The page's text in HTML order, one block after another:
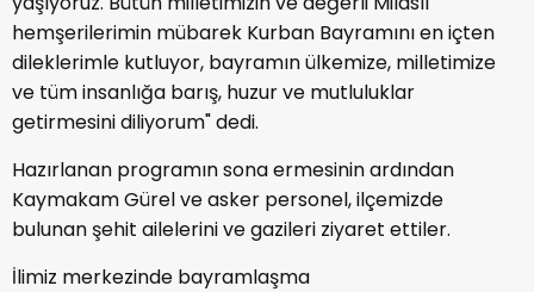
hemşerilerimin mübarek Kurban Bayramını en içten
dileklerimle kutluyor, bayramın ülkemize, milletimize
ve tüm insanlığa barış, huzur ve mutluluklar
getirmesini diliyorum" dedi.
Hazırlanan programın sona ermesinin ardından
Kaymakam Gürel ve asker personel, ilçemizde
bulunan şehit ailelerini ve gazileri ziyaret ettiler.
İlimiz merkezinde bayramlaşma